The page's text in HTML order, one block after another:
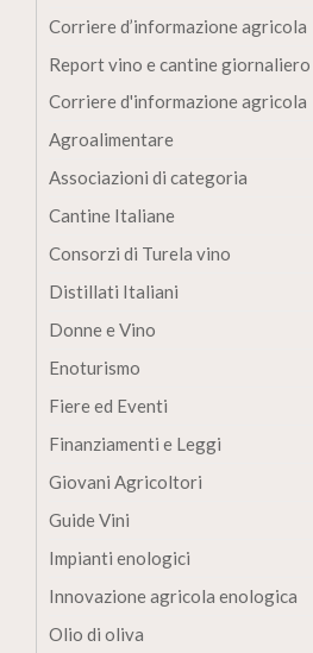
Corriere d’informazione agricola
Report vino e cantine giornaliero
Corriere d'informazione agricola
Agroalimentare
Associazioni di categoria
Cantine Italiane
Consorzi di Turela vino
Distillati Italiani
Donne e Vino
Enoturismo
Fiere ed Eventi
Finanziamenti e Leggi
Giovani Agricoltori
Guide Vini
Impianti enologici
Innovazione agricola enologica
Olio di oliva